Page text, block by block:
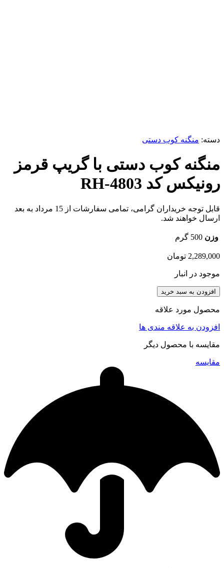
دسته: منگنه کوب دستی
منگنه کوب دستی با گریپ قرمز
رونیکس کد RH-4803
قابل توجه خریداران گرامی، تمامی سفارشات از 15 مرداد به بعد
ارسال خواهند شد.
وزن 500 گرم
2,289,000 تومان
موجود در انبار
افزودن به سبد خرید
محصول مورد علاقه
افزودن به علاقه مندی ها
مقایسه با محصول دیگر
مقایسه